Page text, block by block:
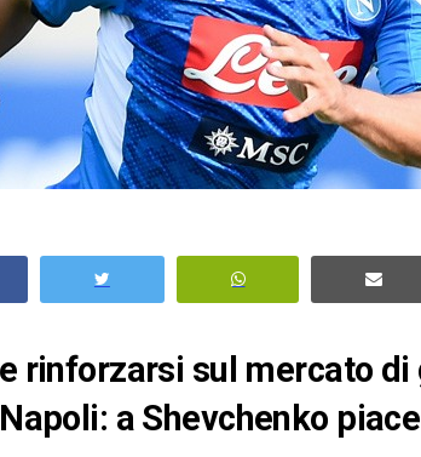
rinforzarsi sul mercato
a Shevchenko